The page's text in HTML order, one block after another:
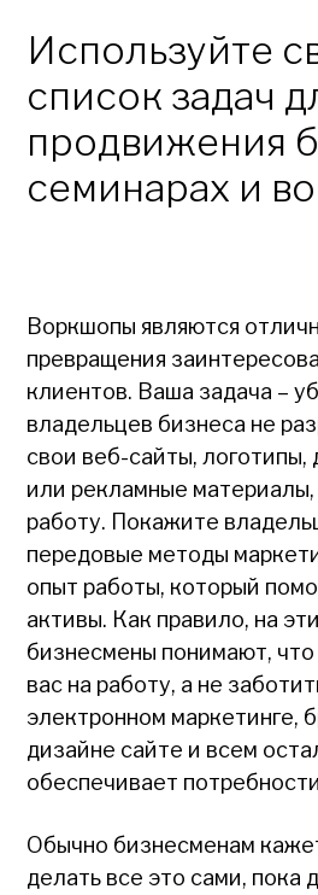
Используйте
список задач
продвижения
семинарах и
Воркшопы являются
превращения
клиентов. Ваша задача –
владельцев бизнеса не
свои веб-сайты, логотипы,
или рекламные материалы,
работу. Покажите
передовые методы
опыт работы, который
активы. Как правило, на
бизнесмены понимают,
вас на работу, а не
электронном маркетинге,
дизайне сайте и всем
обеспечивает
Обычно бизнесменам
делать все это сами, пока